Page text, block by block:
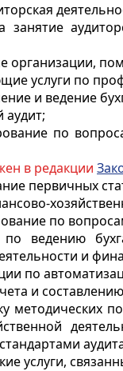
организации,
услуги по
и ведение
аудит;
по
в редакции
первичных
по
ведению
и
по
и
методических
услуги,